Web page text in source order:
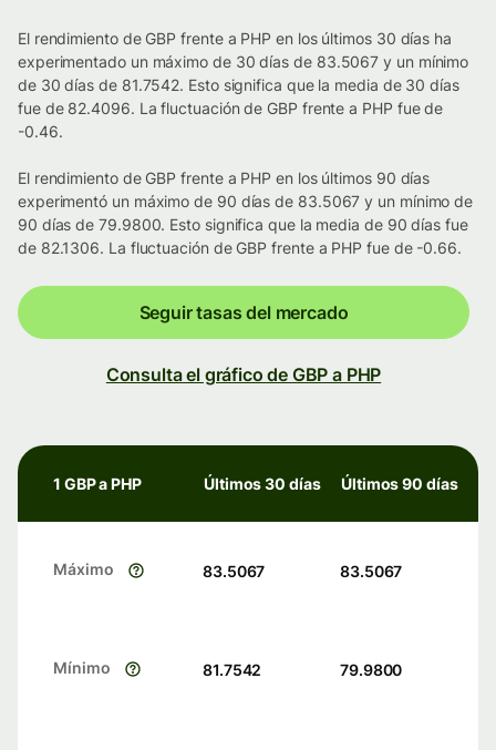
El rendimiento de GBP frente a PHP en los últimos 30 días ha
experimentado un máximo de 30 días de 83.5067 y un mínimo
de 30 días de 81.7542. Esto significa que la media de 30 días
fue de 82.4096. La fluctuación de GBP frente a PHP fue de
-0.46.
El rendimiento de GBP frente a PHP en los últimos 90 días
experimentó un máximo de 90 días de 83.5067 y un mínimo de
90 días de 79.9800. Esto significa que la media de 90 días fue
de 82.1306. La fluctuación de GBP frente a PHP fue de -0.66.
Seguir tasas del mercado
Consulta el gráfico de GBP a PHP
1 GBP a PHP Últimos 30 días Últimos 90 días
Máximo 83.5067 83.5067
Mínimo 81.7542 79.9800